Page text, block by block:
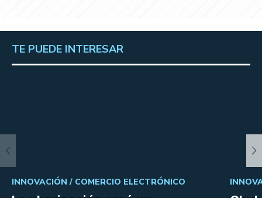
TE PUEDE INTERESAR
INNOVACIÓN / COMERCIO ELECTRÓNICO